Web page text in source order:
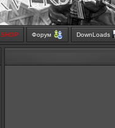
Форум DownLoads